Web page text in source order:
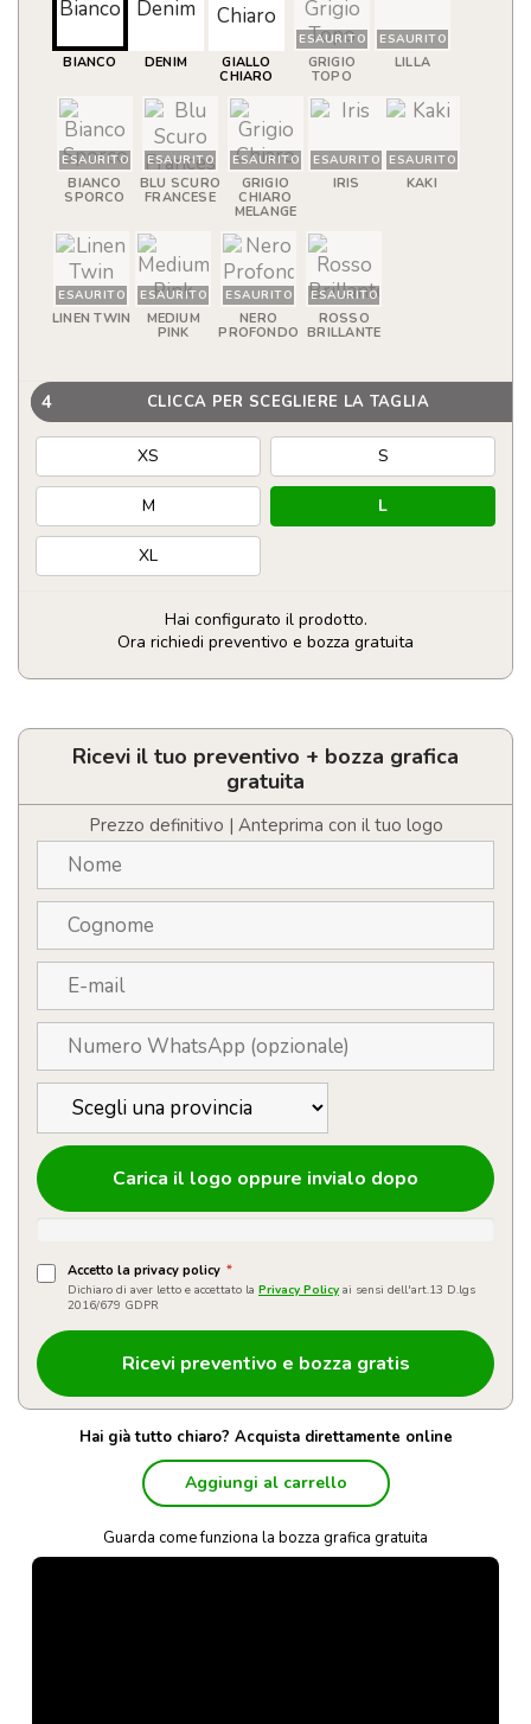
BIANCO DENIM
GIALLO
CHIARO
ESAURITO
GRIGIO
TOPO
ESAURITO
LILLA
ESAURITO
BIANCO
SPORCO
ESAURITO
BLU SCURO
FRANCESE
ESAURITO
GRIGIO
CHIARO
MELANGE
ESAURITO
IRIS
ESAURITO
KAKI
ESAURITO
LINEN TWIN
ESAURITO
MEDIUM
PINK
ESAURITO
NERO
PROFONDO
ESAURITO
ROSSO
BRILLANTE
4 CLICCA PER SCEGLIERE LA TAGLIA
XS S
M L
XL
Hai configurato il prodotto.
Ora richiedi preventivo e bozza gratuita
T-
oversize
logo
quantità
Ricevi il tuo preventivo + bozza grafica
gratuita
Prezzo definitivo | Anteprima con il tuo logo
Carica il logo oppure invialo dopo
Accetto la privacy policy *
Dichiaro di aver letto e accettato la Privacy Policy ai sensi dell'art.13 D.lgs
2016/679 GDPR
Hai già tutto chiaro? Acquista direttamente online
Aggiungi al carrello
Guarda come funziona la bozza grafica gratuita